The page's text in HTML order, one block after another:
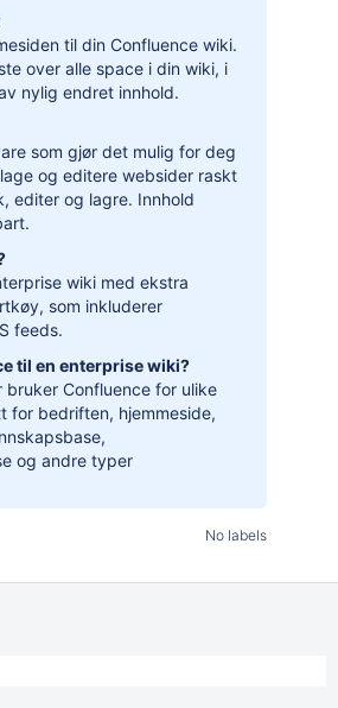
til din Confluence wiki.
over alle space i din wiki, i
nylig endret innhold.
som gjør det mulig for deg
og editere websider raskt
editer og lagre. Innhold
wiki med ekstra
som inkluderer
feeds.
til en enterprise wiki?
bruker Confluence for ulike
for bedriften, hjemmeside,
og andre typer
No labels